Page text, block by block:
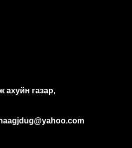
ахуйн газар,